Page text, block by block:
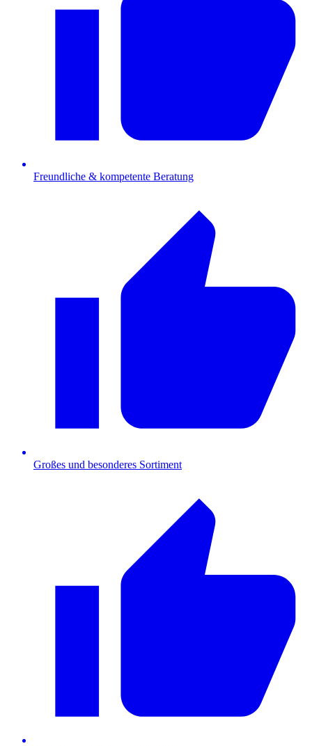
Freundliche & kompetente Beratung
Großes und besonderes Sortiment